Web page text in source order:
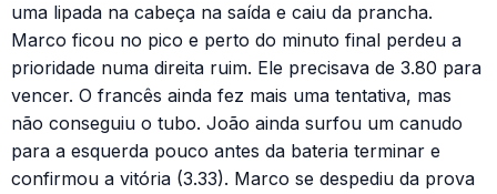
uma lipada na cabeça na saída e caiu da prancha.
Marco ficou no pico e perto do minuto final perdeu a
prioridade numa direita ruim. Ele precisava de 3.80 para
vencer. O francês ainda fez mais uma tentativa, mas
não conseguiu o tubo. João ainda surfou um canudo
para a esquerda pouco antes da bateria terminar e
confirmou a vitória (3.33). Marco se despediu da prova